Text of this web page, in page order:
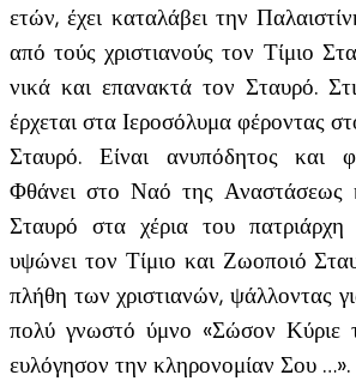
ετών, έχει καταλάβει την
από τούς χριστιανούς τον Τίμιο
νικά και επανακτά τον Σταυρό.
έρχεται στα Ιεροσόλυμα φέροντας
Σταυρό. Είναι ανυπόδητος και
Φθάνει στο Ναό της Αναστάσεως
Σταυρό στα χέρια του πατριάρχη
υψώνει τον Τίμιο και Ζωοποιό
πλήθη των χριστιανών, ψάλλοντας
πολύ γνωστό ύμνο «Σώσον Κύριε
ευλόγησον την κληρονομίαν Σου …».